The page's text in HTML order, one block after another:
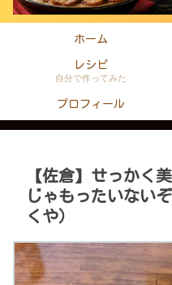
ホーム
レシピ
自分で作ってみた
プロフィール
【佐倉】せっかく
じゃもったいない
くや）